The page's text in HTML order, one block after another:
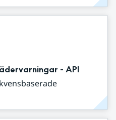
- API